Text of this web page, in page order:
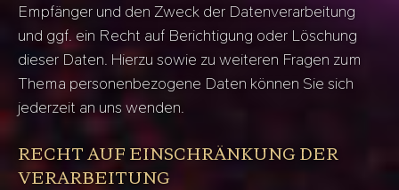
Empfänger und den Zweck der Datenverarbeitung
und ggf. ein Recht auf Berichtigung oder Löschung
dieser Daten. Hierzu sowie zu weiteren Fragen zum
Thema personenbezogene Daten können Sie sich
jederzeit an uns wenden.
RECHT AUF EINSCHRÄNKUNG DER
VERARBEITUNG